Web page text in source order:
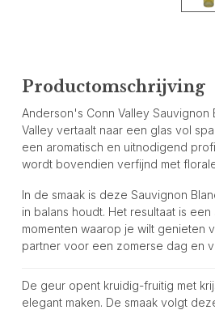
Productomschrijving
Anderson's Conn Valley
Valley vertaalt naar een glas vol
een aromatisch en uitnodigend
wordt bovendien verfijnd met
In de smaak is deze Sauvignon
in balans houdt. Het resultaat is
momenten waarop je wilt genieten
partner voor een zomerse dag en
De geur opent kruidig-fruitig met
elegant maken. De smaak volgt